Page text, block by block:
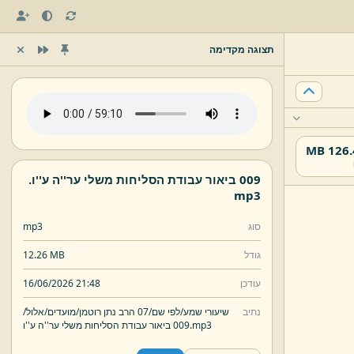
תצוגה מקדימה
009 ביאור עבודת הסליחות משלי ער''ה ע''ו.
mp3
סוג mp3
גודל 12.26 MB
עודכן 16/06/2026 21:48
נתיב שיעורי שמע/לפי שם/07 הרב נתן רוטמן/ מועדים/אלול/
009 ביאור עבודת הסליחות משלי ער''ה ע''ו.mp3